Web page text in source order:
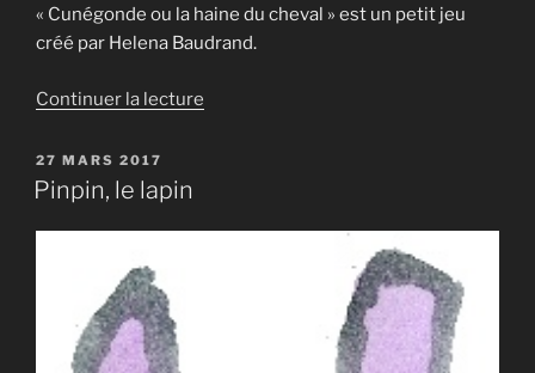
« Cunégonde ou la haine du cheval » est un petit jeu
créé par Helena Baudrand.
Continuer la lecture
PUBLIÉ
LE
27 MARS 2017
Pinpin, le lapin